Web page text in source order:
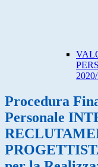
Procedura
Personale